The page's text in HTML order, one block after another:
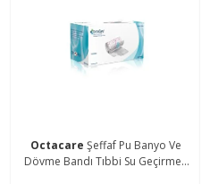
Octacare Şeffaf Pu Banyo Ve
Dövme Bandı Tıbbi Su Geçirmez